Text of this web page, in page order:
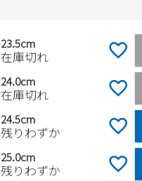
23.5cm
在庫切れ
24.0cm
在庫切れ
24.5cm
残りわずか
25.0cm
残りわずか